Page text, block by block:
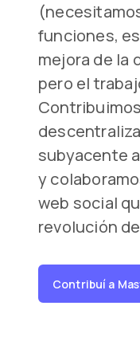
funciones,
mejora de la
pero el
subyacente
y
web social
revolución
Contribuí a